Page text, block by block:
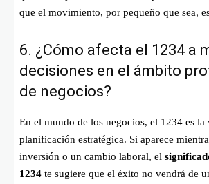
que el movimiento, por pequeño que sea,
6. ¿Cómo afecta el 1234 a
decisiones en el ámbito
de negocios?
En el mundo de los negocios, el 1234 es la
planificación estratégica. Si aparece
inversión o un cambio laboral, el
1234 te sugiere que el éxito no vendrá de